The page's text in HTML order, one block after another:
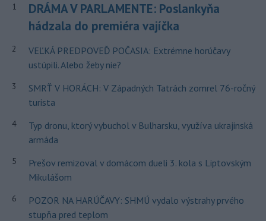
1
DRÁMA V PARLAMENTE: Poslankyňa
hádzala do premiéra vajíčka
2
VEĽKÁ PREDPOVEĎ POČASIA: Extrémne horúčavy
ustúpili. Alebo žeby nie?
3
SMRŤ V HORÁCH: V Západných Tatrách zomrel 76-ročný
turista
4
Typ dronu, ktorý vybuchol v Bulharsku, využíva ukrajinská
armáda
5
Prešov remizoval v domácom dueli 3. kola s Liptovským
Mikulášom
6
POZOR NA HARÚČAVY: SHMÚ vydalo výstrahy prvého
stupňa pred teplom